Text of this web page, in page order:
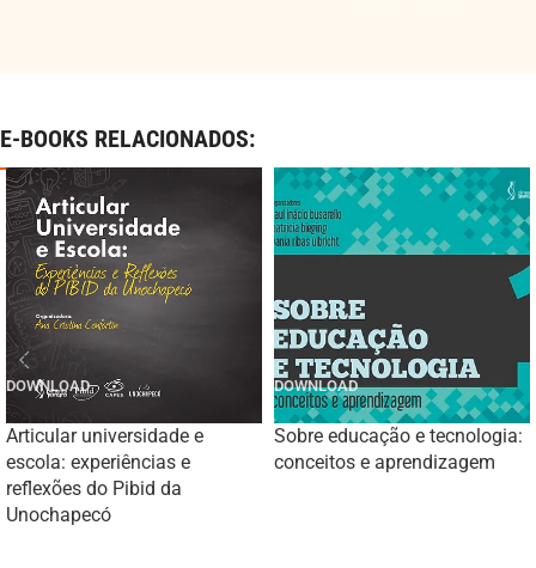
E-BOOKS RELACIONADOS:
Articular universidade e
escola: experiências e
reflexões do Pibid da
Unochapecó
Sobre educação e tecnologia:
conceitos e aprendizagem